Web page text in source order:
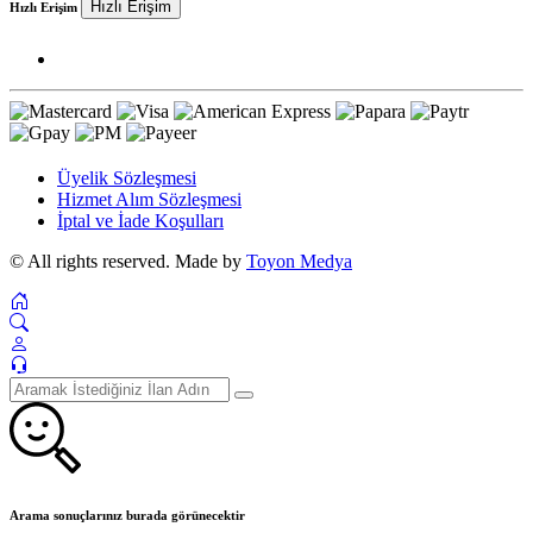
Hızlı Erişim Hızlı Erişim
Üyelik Sözleşmesi
Hizmet Alım Sözleşmesi
İptal ve İade Koşulları
© All rights reserved. Made by Toyon Medya
Arama sonuçlarınız burada görünecektir